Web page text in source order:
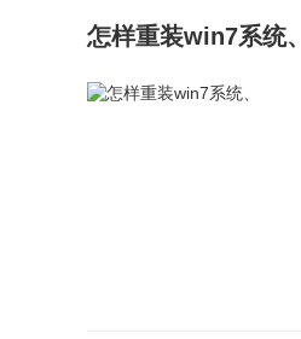
怎样重装win7系统、